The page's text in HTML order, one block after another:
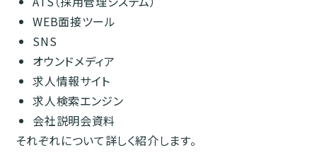
WEB面接ツール
SNS
オウンドメディア
求人情報サイト
求人検索エンジン
会社説明会資料
それぞれについて詳しく紹介します。